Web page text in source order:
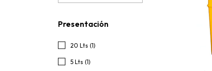
Presentación
20 Lts (1)
5 Lts (1)